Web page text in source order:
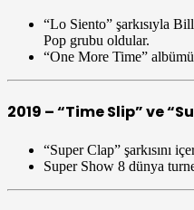
“Lo Siento” şarkısıyla
Pop grubu oldular.
“One More Time”
2019 – “Time Slip” ve
“Super Clap” şarkısını
Super Show 8 dünya